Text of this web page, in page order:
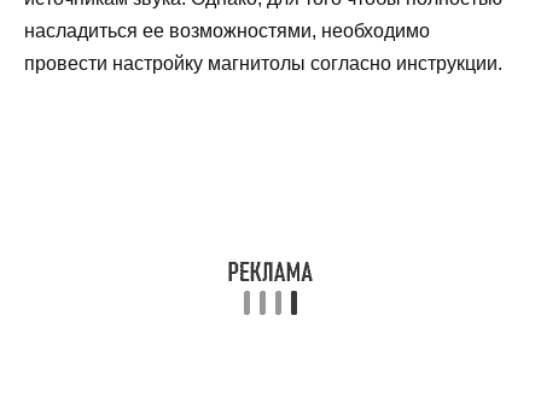
насладиться ее возможностями, необходимо
провести настройку магнитолы согласно инструкции.